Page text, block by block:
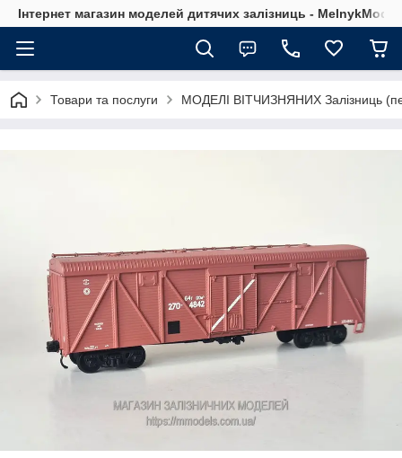
Інтернет магазин моделей дитячих залізниць -
Товари та послуги МОДЕЛІ ВІТЧИЗНЯНИХ Залізниць